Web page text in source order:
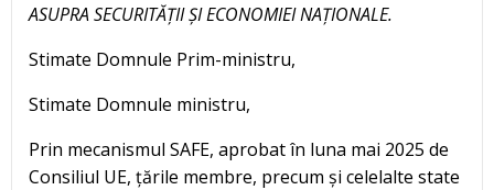
ASUPRA SECURITĂȚII ȘI ECONOMIEI NAȚIONALE.
Stimate Domnule Prim-ministru,
Stimate Domnule ministru,
Prin mecanismul SAFE, aprobat în luna mai 2025 de
Consiliul UE, țările membre, precum și celelalte state